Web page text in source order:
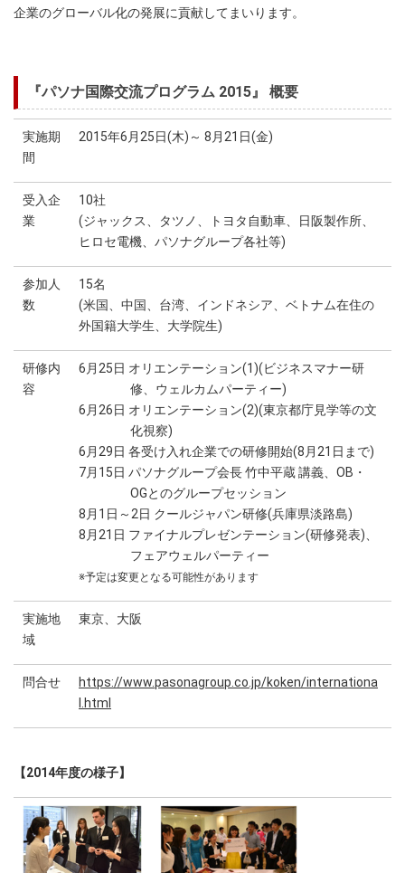
企業のグローバル化の発展に貢献してまいります。
『パソナ国際交流プログラム 2015』 概要
実施期
間
2015年6月25日(木)～ 8月21日(金)
受入企
業
10社
(ジャックス、タツノ、トヨタ自動車、日阪製作所、
ヒロセ電機、パソナグループ各社等)
参加人
数
15名
(米国、中国、台湾、インドネシア、ベトナム在住の
外国籍大学生、大学院生)
研修内
容
6月25日 オリエンテーション(1)(ビジネスマナー研
修、ウェルカムパーティー)
6月26日 オリエンテーション(2)(東京都庁見学等の文
化視察)
6月29日 各受け入れ企業での研修開始(8月21日まで)
7月15日 パソナグループ会長 竹中平蔵 講義、OB・
OGとのグループセッション
8月1日～2日 クールジャパン研修(兵庫県淡路島)
8月21日 ファイナルプレゼンテーション(研修発表)、
フェアウェルパーティー
※予定は変更となる可能性があります
実施地
域
東京、大阪
問合せ
https://www.pasonagroup.co.jp/koken/internationa
l.html
【2014年度の様子】